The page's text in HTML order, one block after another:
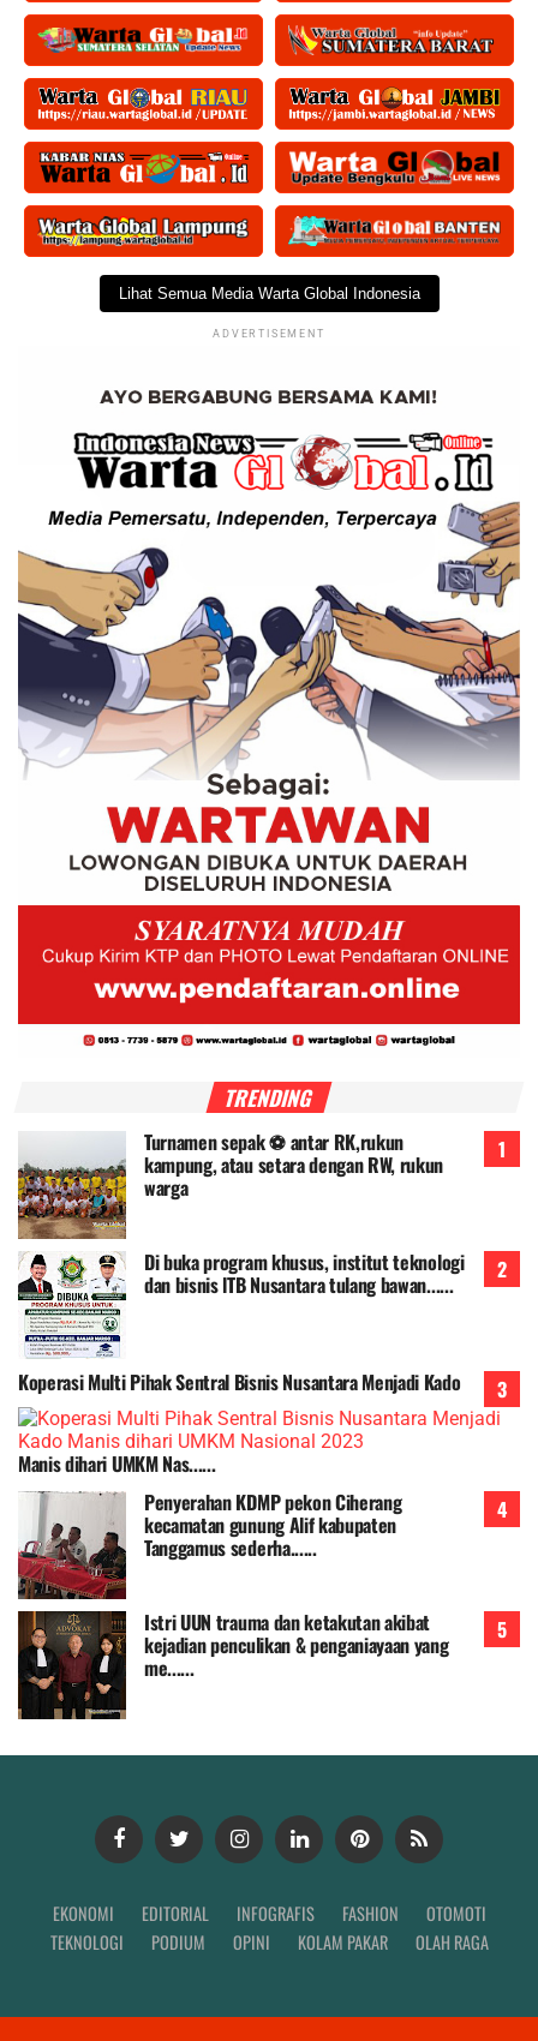
Lihat Semua Media Warta Global Indonesia
ADVERTISEMENT
TRENDING
Turnamen sepak ⚽ antar RK,rukun
kampung, atau setara dengan RW, rukun
warga
Di buka program khusus, institut teknologi
dan bisnis lTB Nusantara tulang bawan......
Koperasi Multi Pihak Sentral Bisnis Nusantara Menjadi Kado
Manis dihari UMKM Nas......
Penyerahan KDMP pekon Ciherang
kecamatan gunung Alif kabupaten
Tanggamus sederha......
Istri UUN trauma dan ketakutan akibat
kejadian penculikan & penganiayaan yang
me......
EKONOMI EDITORIAL INFOGRAFIS FASHION
OTOMOTI
TEKNOLOGI
PODIUM OPINI KOLAM PAKAR OLAH RAGA